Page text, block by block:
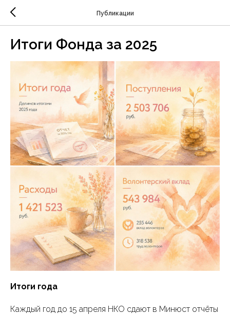
Публикации
Итоги Фонда за 2025
Итоги года
Каждый год до 15 апреля НКО сдают в Минюст отчёты